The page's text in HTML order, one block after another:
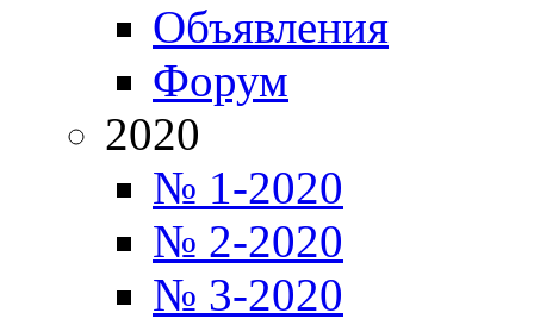
Объявления
Форум
2020
№ 1-2020
№ 2-2020
№ 3-2020